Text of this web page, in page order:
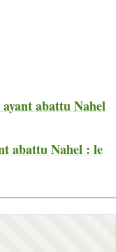
abattu Nahel
abattu Nahel : le